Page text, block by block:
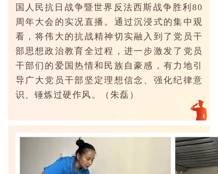
国人民抗日战争暨世界反法西斯战争胜利80
周年大会的实况直播。通过沉浸式的集中观
看，将伟大的抗战精神切实融入到了党员干
部思想政治教育全过程，进一步激发了党员
干部们的爱国热情和民族自豪感，有力地引
导广大党员干部坚定理想信念、强化纪律意
识、锤炼过硬作风。（朱磊）